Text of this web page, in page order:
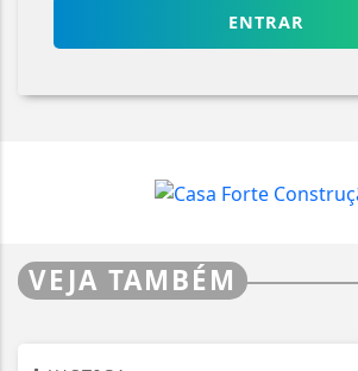
ENTRAR
VEJA TAMBÉM